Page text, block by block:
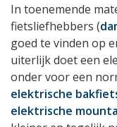
In toenemende
fietsliefhebbers (
goed te vinden op
uiterlijk doet een
onder voor een
elektrische
elektrische